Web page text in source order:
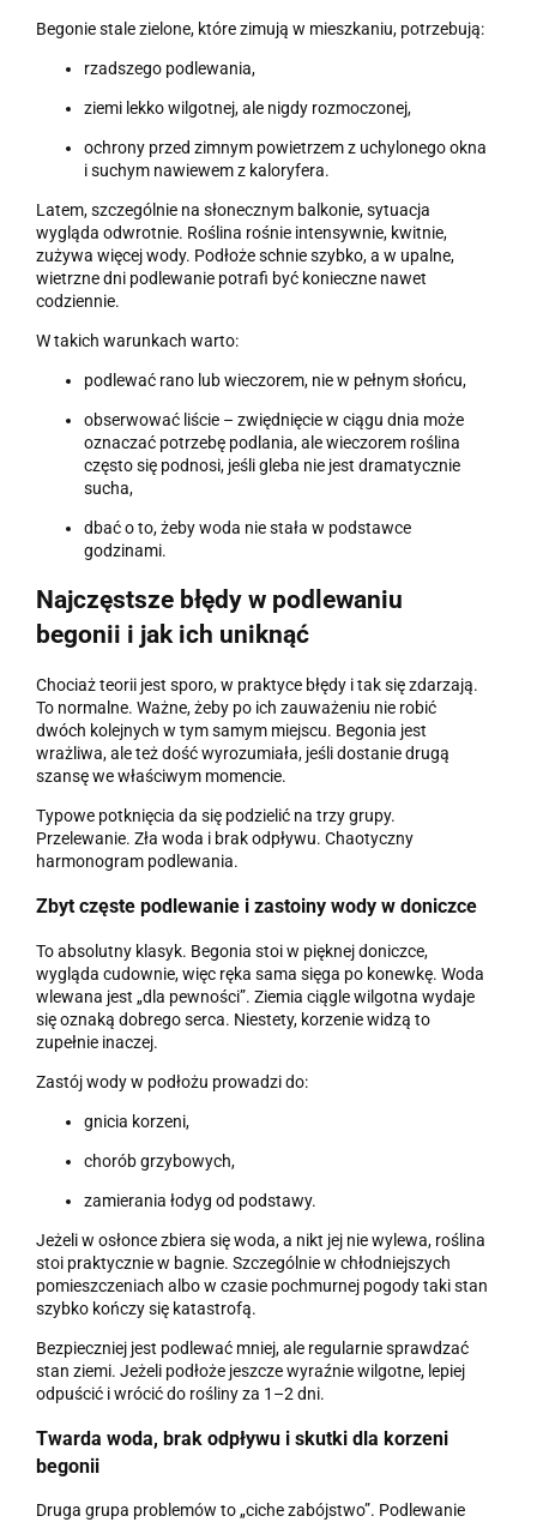
Begonie stale zielone, które zimują w mieszkaniu, potrzebują:
rzadszego podlewania,
ziemi lekko wilgotnej, ale nigdy rozmoczonej,
ochrony przed zimnym powietrzem z uchylonego okna
i suchym nawiewem z kaloryfera.
Latem, szczególnie na słonecznym balkonie, sytuacja
wygląda odwrotnie. Roślina rośnie intensywnie, kwitnie,
zużywa więcej wody. Podłoże schnie szybko, a w upalne,
wietrzne dni podlewanie potrafi być konieczne nawet
codziennie.
W takich warunkach warto:
podlewać rano lub wieczorem, nie w pełnym słońcu,
obserwować liście – zwiędnięcie w ciągu dnia może
oznaczać potrzebę podlania, ale wieczorem roślina
często się podnosi, jeśli gleba nie jest dramatycznie
sucha,
dbać o to, żeby woda nie stała w podstawce
godzinami.
Najczęstsze błędy w podlewaniu
begonii i jak ich uniknąć
Chociaż teorii jest sporo, w praktyce błędy i tak się zdarzają.
To normalne. Ważne, żeby po ich zauważeniu nie robić
dwóch kolejnych w tym samym miejscu. Begonia jest
wrażliwa, ale też dość wyrozumiała, jeśli dostanie drugą
szansę we właściwym momencie.
Typowe potknięcia da się podzielić na trzy grupy.
Przelewanie. Zła woda i brak odpływu. Chaotyczny
harmonogram podlewania.
Zbyt częste podlewanie i zastoiny wody w doniczce
To absolutny klasyk. Begonia stoi w pięknej doniczce,
wygląda cudownie, więc ręka sama sięga po konewkę. Woda
wlewana jest „dla pewności”. Ziemia ciągle wilgotna wydaje
się oznaką dobrego serca. Niestety, korzenie widzą to
zupełnie inaczej.
Zastój wody w podłożu prowadzi do:
gnicia korzeni,
chorób grzybowych,
zamierania łodyg od podstawy.
Jeżeli w osłonce zbiera się woda, a nikt jej nie wylewa, roślina
stoi praktycznie w bagnie. Szczególnie w chłodniejszych
pomieszczeniach albo w czasie pochmurnej pogody taki stan
szybko kończy się katastrofą.
Bezpieczniej jest podlewać mniej, ale regularnie sprawdzać
stan ziemi. Jeżeli podłoże jeszcze wyraźnie wilgotne, lepiej
odpuścić i wrócić do rośliny za 1–2 dni.
Twarda woda, brak odpływu i skutki dla korzeni
begonii
Druga grupa problemów to „ciche zabójstwo”. Podlewanie